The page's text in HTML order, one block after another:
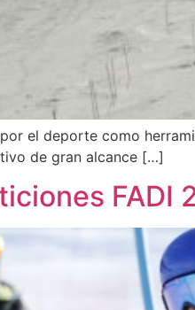
el deporte como
de gran alcance […]
FADI